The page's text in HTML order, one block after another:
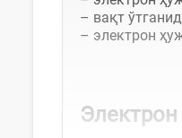
– вақт
– электрон